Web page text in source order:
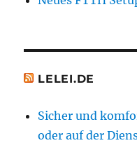
LELEI.DE
Sicher und
oder auf der